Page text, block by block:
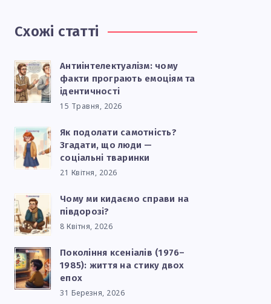
Схожі статті
Антиінтелектуалізм: чому
факти програють емоціям та
ідентичності
15 Травня, 2026
Як подолати самотність?
Згадати, що люди —
соціальні тваринки
21 Квітня, 2026
Чому ми кидаємо справи на
півдорозі?
8 Квітня, 2026
Покоління ксеніалів (1976–
1985): життя на стику двох
епох
31 Березня, 2026